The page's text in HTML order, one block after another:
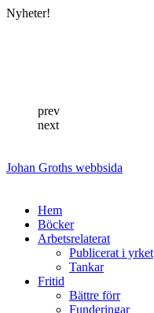
Skip
Nyheter!
prev
next
Johan Groths webbsida
Hem
Böcker
Arbetsrelaterat
Publicerat i yrket
Tankar
Fritid
Bättre förr
Funderingar